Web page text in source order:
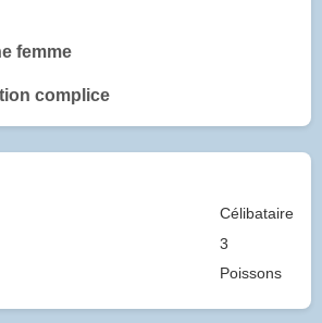
femme
complice
Célibataire
3
Poissons